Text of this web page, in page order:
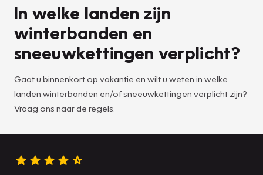
In welke landen zijn
winterbanden en
sneeuwkettingen verplicht?
Gaat u binnenkort op vakantie en wilt u weten in welke
landen winterbanden en/of sneeuwkettingen verplicht zijn?
Vraag ons naar de regels.